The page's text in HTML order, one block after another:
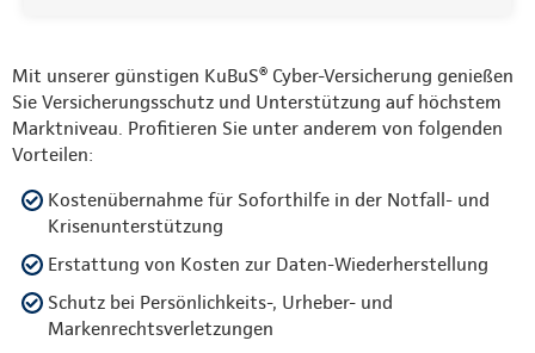
Mit unserer günstigen KuBuS® Cyber-Versicherung genießen
Sie Versicherungsschutz und Unterstützung auf höchstem
Marktniveau. Profitieren Sie unter anderem von folgenden
Vorteilen:
Kostenübernahme für Soforthilfe in der Notfall- und
Krisenunterstützung
Erstattung von Kosten zur Daten-Wiederherstellung
Schutz bei Persönlichkeits-, Urheber- und
Markenrechtsverletzungen